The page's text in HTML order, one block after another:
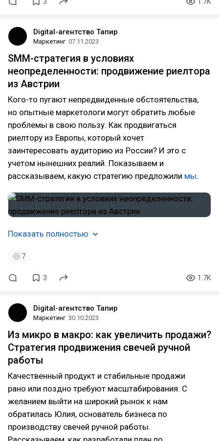
Digital-агентство Тапир
Маркетинг 07.11.2023
SMM-стратегия в условиях
неопределенности: продвижение риелтора
из Австрии
Кого-то пугают непредвиденные обстоятельства,
но опытные маркетологи могут обратить любые
проблемы в свою пользу. Как продвигаться
риелтору из Европы, который хочет
заинтересовать аудиторию из России? И это с
учетом нынешних реалий. Показываем и
рассказываем, какую стратегию предложили мы.
Показать полностью
7
3 1.7K
Digital-агентство Тапир
Маркетинг 30.10.2023
Из микро в макро: как увеличить продажи?
Стратегия продвижения свечей ручной
работы
Качественный продукт и стабильные продажи
рано или поздно требуют масштабирования. С
желанием выйти на широкий рынок к нам
обратилась Юлия, основатель бизнеса по
производству свечей ручной работы.